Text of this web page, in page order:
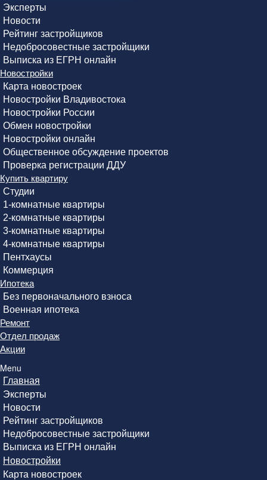
Эксперты
Новости
Рейтинг застройщиков
Недобросовестные застройщики
Выписка из ЕГРН онлайн
Новостройки
Карта новостроек
Новостройки Владивостока
Новостройки России
Обмен новостройки
Новостройки онлайн
Общественное обсуждение проектов
Проверка регистрации ДДУ
Купить квартиру
Студии
1-комнатные квартиры
2-комнатные квартиры
3-комнатные квартиры
4-комнатные квартиры
Пентхаусы
Коммерция
Ипотека
Без первоначального взноса
Военная ипотека
Ремонт
Отдел продаж
Акции
Menu
Главная
Эксперты
Новости
Рейтинг застройщиков
Недобросовестные застройщики
Выписка из ЕГРН онлайн
Новостройки
Карта новостроек